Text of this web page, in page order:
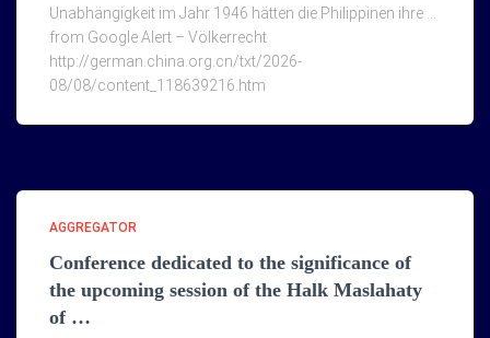
Unabhängigkeit im Jahr 1946 hätten die Philippinen ihre …
from Google Alert – Völkerrecht
http://german.china.org.cn/txt/2026-
08/08/content_118639216.htm
AGGREGATOR
Conference dedicated to the significance of
the upcoming session of the Halk Maslahaty
of …